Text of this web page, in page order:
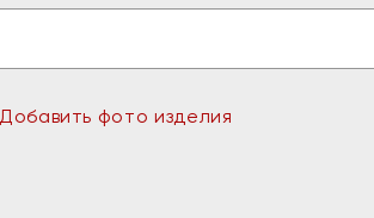
Добавить фото изделия